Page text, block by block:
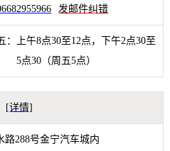
发邮件纠错
：上午8点30至12点，下午2点30至
5点30（周五5点）
[详情]
路288号金宁汽车城内